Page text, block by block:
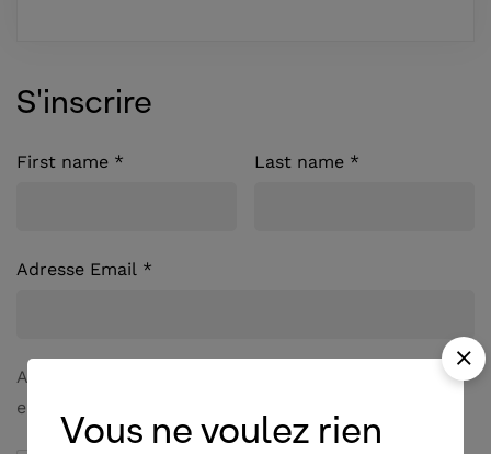
S'inscrire
First name * Last name *
Adresse Email *
A link to set a new password will be sent to your
email address.
Vous ne voulez rien